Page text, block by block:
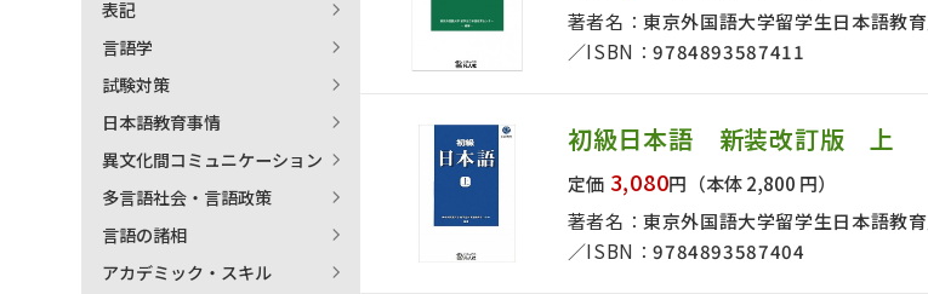
著者名：東京外国語大学留学生日本語教育
ISBN：9784893587411
初級日本語 新装改訂版 上
定価 3,080円 （本体 2,800 円）
著者名：東京外国語大学留学生日本語教育
ISBN：9784893587404
表記
言語学
試験対策
日本語教育事情
異文化間コミュニケーション
多言語社会・言語政策
言語の諸相
アカデミック・スキル